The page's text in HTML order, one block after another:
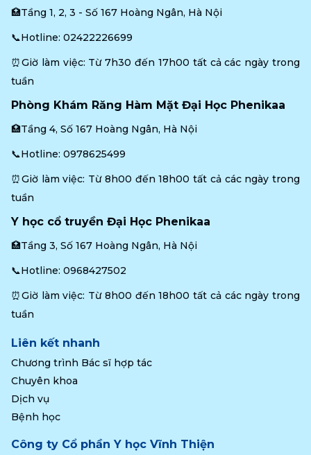
🏥Tầng 1, 2, 3 - Số 167 Hoàng Ngân, Hà Nội
📞Hotline: 02422226699
⏰Giờ làm việc: Từ 7h30 đến 17h00 tất cả các ngày trong
tuần
Phòng Khám Răng Hàm Mặt Đại Học Phenikaa
🏥Tầng 4, Số 167 Hoàng Ngân, Hà Nội
📞Hotline: 0978625499
⏰Giờ làm việc: Từ 8h00 đến 18h00 tất cả các ngày trong
tuần
Y học cổ truyền Đại Học Phenikaa
🏥Tầng 3, Số 167 Hoàng Ngân, Hà Nội
📞Hotline: 0968427502
⏰Giờ làm việc: Từ 8h00 đến 18h00 tất cả các ngày trong
tuần
Liên kết nhanh
Chương trình Bác sĩ hợp tác
Chuyên khoa
Dịch vụ
Bệnh học
Công ty Cổ phần Y học Vĩnh Thiện